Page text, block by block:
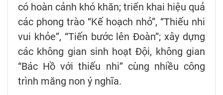
có hoàn cảnh khó khăn; triển khai hiệu quả
các phong trào “Kế hoạch nhỏ”, “Thiếu nhi
vui khỏe”, “Tiến bước lên Đoàn”; xây dựng
các không gian sinh hoạt Đội, không gian
“Bác Hồ với thiếu nhi” cùng nhiều công
trình măng non ý nghĩa.